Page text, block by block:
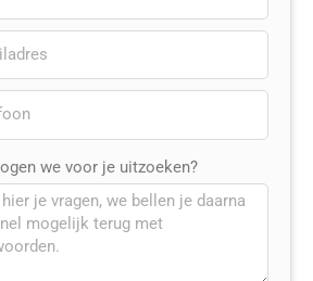
we voor je uitzoeken?